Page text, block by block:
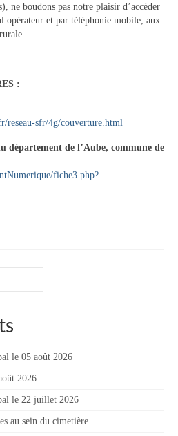
de communes
& fiscalité
ne boudons pas notre plaisir d’accéder
opérateur et par téléphonie mobile, aux
:
sfr/4g/couverture.html
département de l’Aube, commune de
fiche3.php?
le 05 août 2026
2026
le 22 juillet 2026
au sein du cimetière